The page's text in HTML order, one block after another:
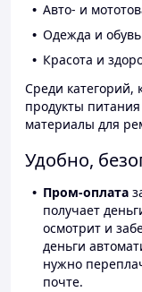
Авто- и
Одежда и обувь
Красота и
Среди категорий,
продукты
материалы для
Удобно,
Пром-оплата
получает
осмотрит и
деньги
нужно
почте.